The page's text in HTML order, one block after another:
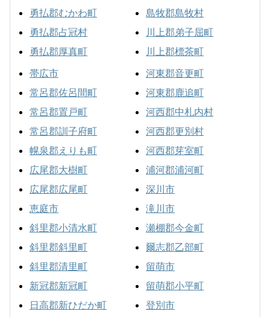
勇払郡むかわ町
勇払郡占冠村
勇払郡厚真町
島牧郡島牧村
川上郡弟子屈町
川上郡標茶町
帯広市
常呂郡佐呂間町
常呂郡置戸町
常呂郡訓子府町
幌泉郡えりも町
広尾郡大樹町
広尾郡広尾町
恵庭市
斜里郡小清水町
斜里郡斜里町
斜里郡清里町
新冠郡新冠町
日高郡新ひだか町
河東郡音更町
河東郡鹿追町
河西郡中札内村
河西郡更別村
河西郡芽室町
浦河郡浦河町
深川市
滝川市
瀬棚郡今金町
爾志郡乙部町
留萌市
留萌郡小平町
登別市